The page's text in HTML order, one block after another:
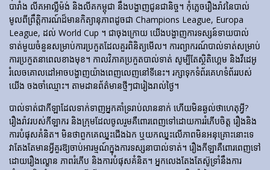
បារាំង លីគអាល្លឺម៉ង់ និងលីគកម្ពុជា នឹងបង្ហាញជូនជានិច្ច។ កុំភ្លេចរឿងរ៉ាវនៃបាល់
មូលពីព្រឹត្តិការណ៍ដ៏មានកិត្យានុភាពដូចជា Champions League, Europa
League, ដល់ World Cup ។ ជាចុងក្រោយ យើងបង្ហាញការទស្សន៍ទាយបាល់
ទាត់មួយចំនួនសម្រាប់ការប្រកួតដែលគួរពិនិត្យមើល។ ការព្យាករណ៍បាល់ទាត់សម្រាប់
ការប្រកួតនាពេលខាងមុខ។ កាលវិភាគប្រកួតបាល់ទាត់ សូម្បីតែស្ថិតិហ្គេម និងវីដេអូ
រំលេចគោលដៅអាចបង្ហាញយ៉ាងពេញលេញនៅទីនេះ។ រក្សាទុកទំព័រគេហទំព័ររបស់
យើង ចងចាំឈ្មោះ។ តាមដានព័ត៌មានថ្មីៗជារៀងរាល់ថ្ងៃ។
បាល់ទាត់​ជា​កីឡា​ដែល​ទាក់​ទាញ​អ្នក​គាំទ្រ​រាប់​លាន​នាក់ ហើយ​មិន​ឆ្ងល់​ថា​ហេតុអ្វី?
រឿងរ៉ាវ​របស់​កីឡាករ និង​ក្រុម​ដែល​ចូលរួម​គឺ​ពោរពេញ​ទៅ​ដោយ​ការ​រំភើប​ចិត្ត រឿង​និង​
ការ​បំផុស​គំនិត។ មិនថាពួកគេឈ្នះជើងឯក ឬយកឈ្នះលើភាពមិនអនុគ្រោះនោះទេ
វាតែងតែមានអ្វីគួរឱ្យចាប់អារម្មណ៍ក្នុងការទស្សនាបាល់ទាត់។ រឿង​កីឡា​គឺ​ពោរពេញ​ទៅ​
ដោយ​រឿង​ល្ខោន ភាព​រំភើប និង​ការ​បំផុស​គំនិត។ អ្នកលេងតែងតែស៊ូទ្រាំនឹងការ